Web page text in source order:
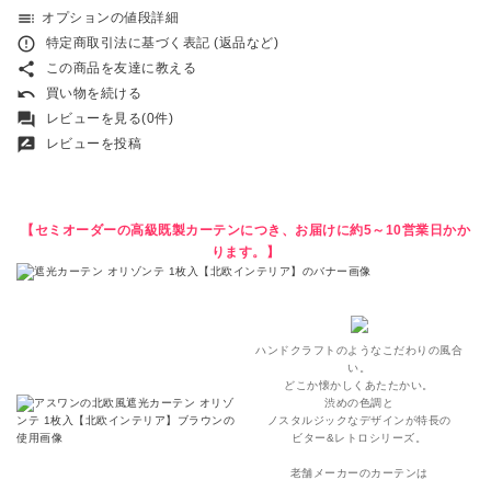
toc オプションの値段詳細
error_outline 特定商取引法に基づく表記 (返品など)
share この商品を友達に教える
undo 買い物を続ける
forum レビューを見る(0件)
rate_review レビューを投稿
【セミオーダーの高級既製カーテンにつき、お届けに約5～10営業日かか
ります。】
ハンドクラフトのようなこだわりの風合
い。
どこか懐かしくあたたかい。
渋めの色調と
ノスタルジックなデザインが特長の
ビター&レトロシリーズ。
老舗メーカーのカーテンは